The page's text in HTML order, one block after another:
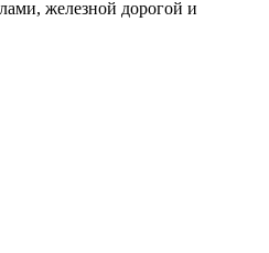
железной дорогой и